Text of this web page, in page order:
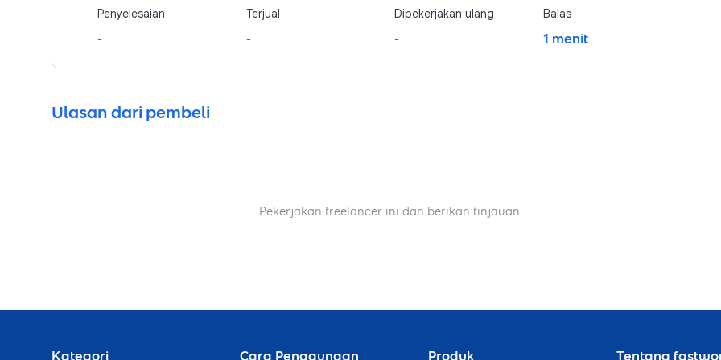
Penyelesaian
-
Terjual
-
Dipekerjakan ulang
-
Balas
1 menit
Ulasan dari pembeli
Pekerjakan freelancer ini dan berikan tinjauan
Kategori Cara Penggunaan Produk Tentang